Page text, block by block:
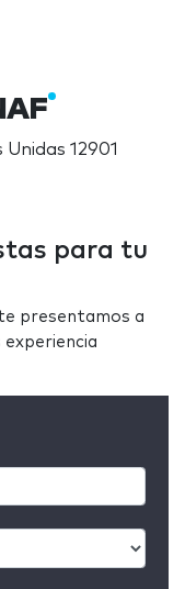
12901
para tu
presentamos a
experiencia